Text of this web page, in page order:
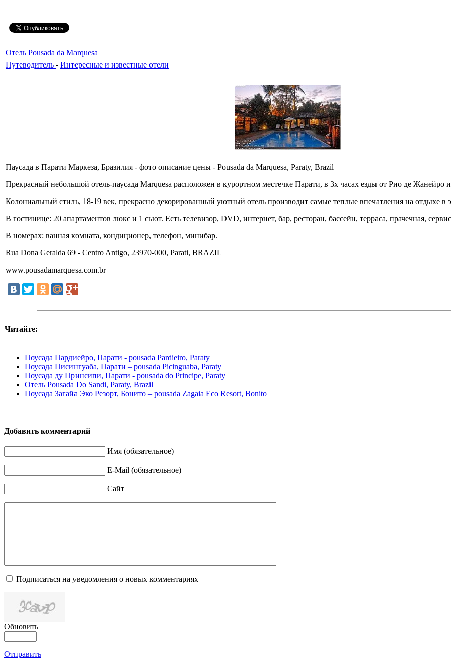
Отель Pousada da Marquesa
Путеводитель - Интересные и известные отели
Паусада в Парати Маркеза, Бразилия - фото описание цены - Pousada da Marquesa, Paraty, Brazil
Прекрасный небольшой отель-паусада Marquesa расположен в курортном местечке Парати, в 3х часах езды от Рио де Жанейро
Колониальный стиль, 18-19 век, прекрасно декорированный уютный отель производит самые теплые впечатления на отдыхе в
В гостинице: 20 апартаментов люкс и 1 сьют. Есть телевизор, DVD, интернет, бар, ресторан, бассейн, терраса, прачечная,
В номерах: ванная комната, кондиционер, телефон, минибар.
Rua Dona Geralda 69 - Centro Antigo, 23970-000, Parati, BRAZIL
www.pousadamarquesa.com.br
Читайте:
Поусада Пардиейро, Парати - pousada Pardieiro, Paraty
Поусада Писингуаба, Парати – pousada Picinguaba, Paraty
Поусада ду Принсипи, Парати - pousada do Principe, Paraty
Отель Pousada Do Sandi, Paraty, Brazil
Поусада Загайа Эко Резорт, Бонито – pousada Zagaia Eco Resort, Bonito
Добавить комментарий
Имя (обязательное)
E-Mail (обязательное)
Сайт
Подписаться на уведомления о новых комментариях
Обновить
Отправить